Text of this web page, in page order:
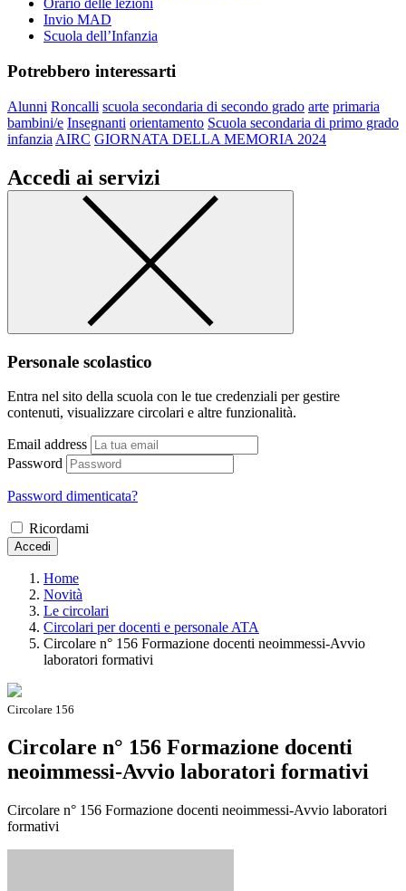
Orario delle lezioni
Invio MAD
Scuola dell’Infanzia
Potrebbero interessarti
Alunni Roncalli scuola secondaria di secondo grado arte primaria
bambini/e Insegnanti orientamento Scuola secondaria di primo grado
infanzia AIRC GIORNATA DELLA MEMORIA 2024
Accedi ai servizi
Personale scolastico
Entra nel sito della scuola con le tue credenziali per gestire
contenuti, visualizzare circolari e altre funzionalità.
Email address
Password
Password dimenticata?
Ricordami
Accedi
Home
Novità
Le circolari
Circolari per docenti e personale ATA
Circolare n° 156 Formazione docenti neoimmessi-Avvio
laboratori formativi
Circolare 156
Circolare n° 156 Formazione docenti
neoimmessi-Avvio laboratori formativi
Circolare n° 156 Formazione docenti neoimmessi-Avvio laboratori
formativi